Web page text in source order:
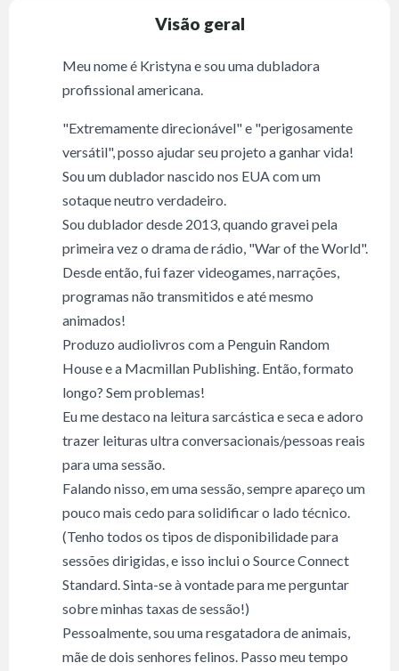
Visão geral
Meu nome é Kristyna e sou uma dubladora
profissional americana.
"Extremamente direcionável" e "perigosamente
versátil", posso ajudar seu projeto a ganhar vida!
Sou um dublador nascido nos EUA com um
sotaque neutro verdadeiro.
Sou dublador desde 2013, quando gravei pela
primeira vez o drama de rádio, "War of the World".
Desde então, fui fazer videogames, narrações,
programas não transmitidos e até mesmo
animados!
Produzo audiolivros com a Penguin Random
House e a Macmillan Publishing. Então, formato
longo? Sem problemas!
Eu me destaco na leitura sarcástica e seca e adoro
trazer leituras ultra conversacionais/pessoas reais
para uma sessão.
Falando nisso, em uma sessão, sempre apareço um
pouco mais cedo para solidificar o lado técnico.
(Tenho todos os tipos de disponibilidade para
sessões dirigidas, e isso inclui o Source Connect
Standard. Sinta-se à vontade para me perguntar
sobre minhas taxas de sessão!)
Pessoalmente, sou uma resgatadora de animais,
mãe de dois senhores felinos. Passo meu tempo